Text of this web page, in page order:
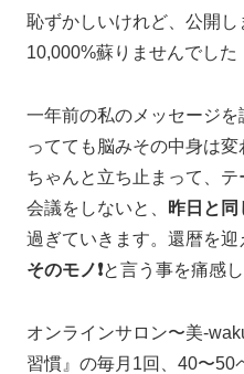
恥ずかしいけれど、公開
10,000%蘇りませんでした
一年前の私のメッセージ
ってても脳みその中身は変
ちゃんと立ち止まって、
会議をしないと、
昨日と
過ぎていきます。還暦を迎
そのモノ❗️と言う事を痛感し
オンラインサロン〜美-
習慣』の毎月1回、40〜50